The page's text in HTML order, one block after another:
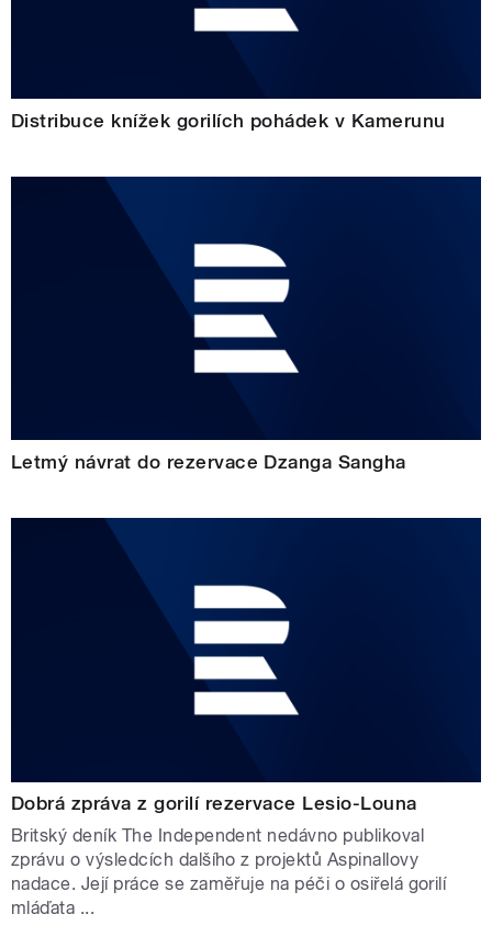
Distribuce knížek gorilích pohádek v Kamerunu
Letmý návrat do rezervace Dzanga Sangha
Dobrá zpráva z gorilí rezervace Lesio-Louna
Britský deník The Independent nedávno publikoval
zprávu o výsledcích dalšího z projektů Aspinallovy
nadace. Její práce se zaměřuje na péči o osiřelá gorilí
mláďata ...